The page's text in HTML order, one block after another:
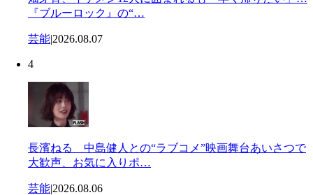
『ブルーロック』の“…
芸能|2026.08.07
4
長濱ねる 中島健人との“ラブコメ”映画舞台あいさつで
大歓声、お気に入りポ…
芸能|2026.08.06